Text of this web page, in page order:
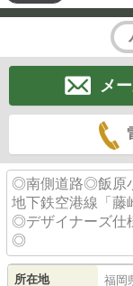
メ
◎南側道路◎飯原
地下鉄空港線「
◎デザイナーズ仕
◎
所在地 福岡